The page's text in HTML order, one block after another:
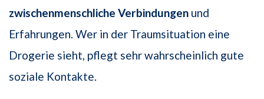
zwischenmenschliche Verbindungen und
Erfahrungen. Wer in der Traumsituation eine
Drogerie sieht, pflegt sehr wahrscheinlich gute
soziale Kontakte.